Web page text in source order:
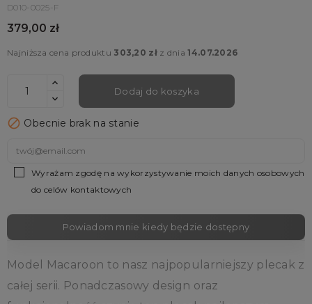
D010-0025-F
379,00 zł
Najniższa cena produktu 303,20 złz dnia14.07.2026
Dodaj do koszyka
 Obecnie brak na stanie
Wyrażam zgodę na wykorzystywanie moich danych osobowych
do celów kontaktowych
Powiadom mnie kiedy będzie dostępny
Model Macaroon to nasz najpopularniejszy plecak z
całej serii. Ponadczasowy design oraz